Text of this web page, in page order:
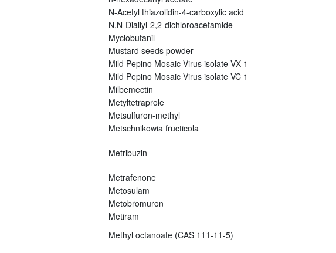
N-Acetyl thiazolidin-4-carboxylic acid
N,N-Diallyl-2,2-dichloroacetamide
Myclobutanil
Mustard seeds powder
Mild Pepino Mosaic Virus isolate VX 1
Mild Pepino Mosaic Virus isolate VC 1
Milbemectin
Metyltetraprole
Metsulfuron-methyl
Metschnikowia fructicola
Metribuzin
Metrafenone
Metosulam
Metobromuron
Metiram
Methyl octanoate (CAS 111-11-5)